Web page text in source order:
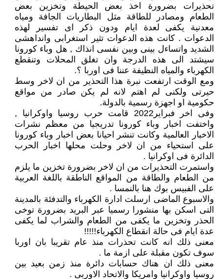
تحذيرات بضرورة اخذ بعض الحيطة وتخزين بعض
الطعام ومصادر للطاقة مثل البطاريات الجافة ومياه
معدنية يكفى لعدة ايام ودون ذكر اى تفسير لهذه
الدعوات . كانت هذه الدعوات تثير استغرابى وانداهشى
الشديد واتساءل بينى وبين نفسى انذاك , هل وباء كورونا
سيشتد الى هذه الدرجة وان تغلق المحلات وتنقطع
الكهرباء والمياه النظيفة عننا فى اوربا ؟.
ومع الوقت ارتفعت نبرة هذا التحذير من ان لاخر وسط
حيرتى ولكنى لم اهتم لانه لم يكن صادر من مواقع
حكومية او اجهزة رسمية بالدولة.
وفى اخر فبراير2022 قامت حرب روسيا واوكرانيا ,
واختفت اخبار وباء كورونا تدريجيا من معظم نشرات
الاخبار العالمية وكانت تنشر احيانا بعض اخبار وباء كورونا
على استحياء من ان لاخر وحلت محلها اخبار الحرب
الدائرة فى اوكرانيا .
واستمرت التحذيرات من ان لاخر بضرورة تخزين ما يلزم
من الطعام والطاقة من المواقع الناطقة باللغة العربية
على الفبيس بوك هنا بالنمسا .
والاسبوع الماضى ارسلت ادارة الكهرباء والتدفئة بالمدينة
التى اسكن بها منشورا رسميا عبر البريد بضرورة توخى
الحذر وتخزين ما يكفى من الطعام والشراب لما يكفى
عدة ايام فى حالة انقطاع الكهرباء!!!!!
معنى ذلك انه كانت تحذرات منذ عام تقريبا بان اوربا
سوف تكون مقبلة على ازمة ما .
معنى ذلك ان هناك حسابات دائرة منذ زمن بعيد بين
روسيا واوكرانيا وامريكا والاتحاد الاوربى .